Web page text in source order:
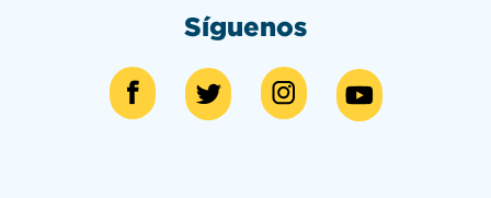
Síguenos